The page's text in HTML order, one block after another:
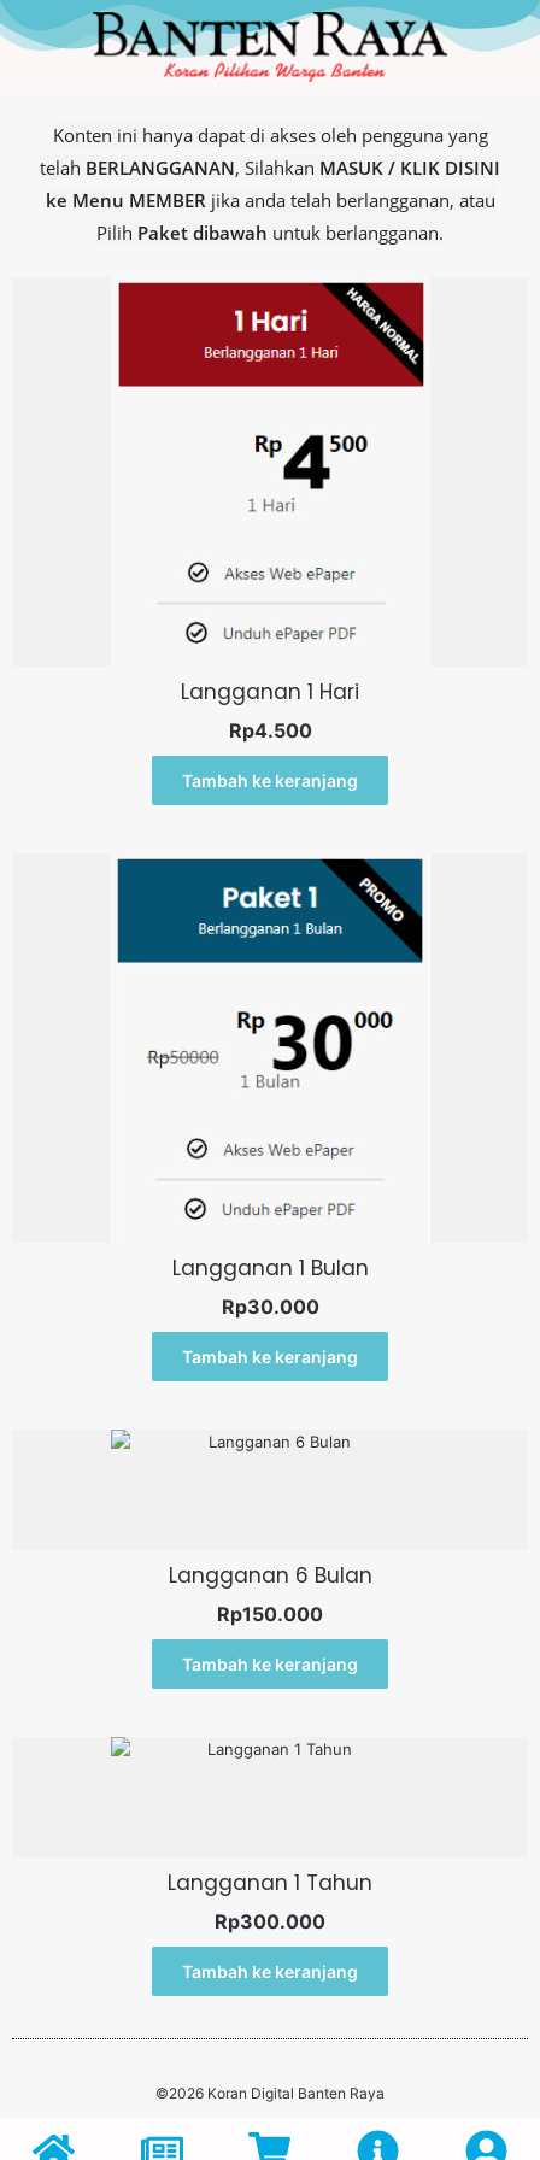
Konten ini hanya dapat di akses oleh pengguna yang
telah BERLANGGANAN, Silahkan MASUK / KLIK DISINI
ke Menu MEMBER jika anda telah berlangganan, atau
Pilih Paket dibawah untuk berlangganan.
Langganan 1 Hari
Rp4.500
Tambah ke keranjang
Langganan 1 Bulan
Rp30.000
Tambah ke keranjang
Langganan 6 Bulan
Rp150.000
Tambah ke keranjang
Langganan 1 Tahun
Rp300.000
Tambah ke keranjang
©2026 Koran Digital Banten Raya